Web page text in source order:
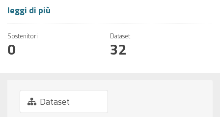
leggi di più
Sostenitori
0
Dataset
32
Dataset